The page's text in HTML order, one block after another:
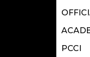
PCCI